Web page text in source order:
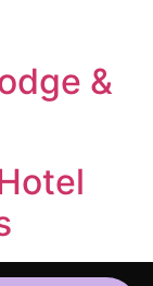
&